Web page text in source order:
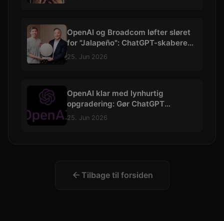
OpenAI og Broadcom løfter sløret
for "Jalapeño": ChatGPT-skaberens
allerførste AI-chip
25. Jun 2026
OpenAI klar med lynhurtig
opgradering: Gør ChatGPT
markant bedre til at forstå
25. Jun 2026
Tilbage til forsiden